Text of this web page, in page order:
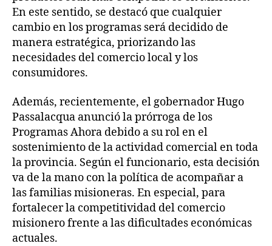
En este sentido, se destacó que cualquier
cambio en los programas será decidido de
manera estratégica, priorizando las
necesidades del comercio local y los
consumidores.
Además, recientemente, el gobernador Hugo
Passalacqua anunció la prórroga de los
Programas Ahora debido a su rol en el
sostenimiento de la actividad comercial en toda
la provincia. Según el funcionario, esta decisión
va de la mano con la política de acompañar a
las familias misioneras. En especial, para
fortalecer la competitividad del comercio
misionero frente a las dificultades económicas
actuales.